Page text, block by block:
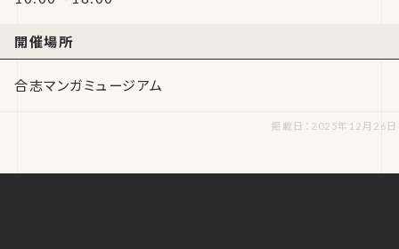
開催場所
合志マンガミュージアム
掲載日：2025年12月26日